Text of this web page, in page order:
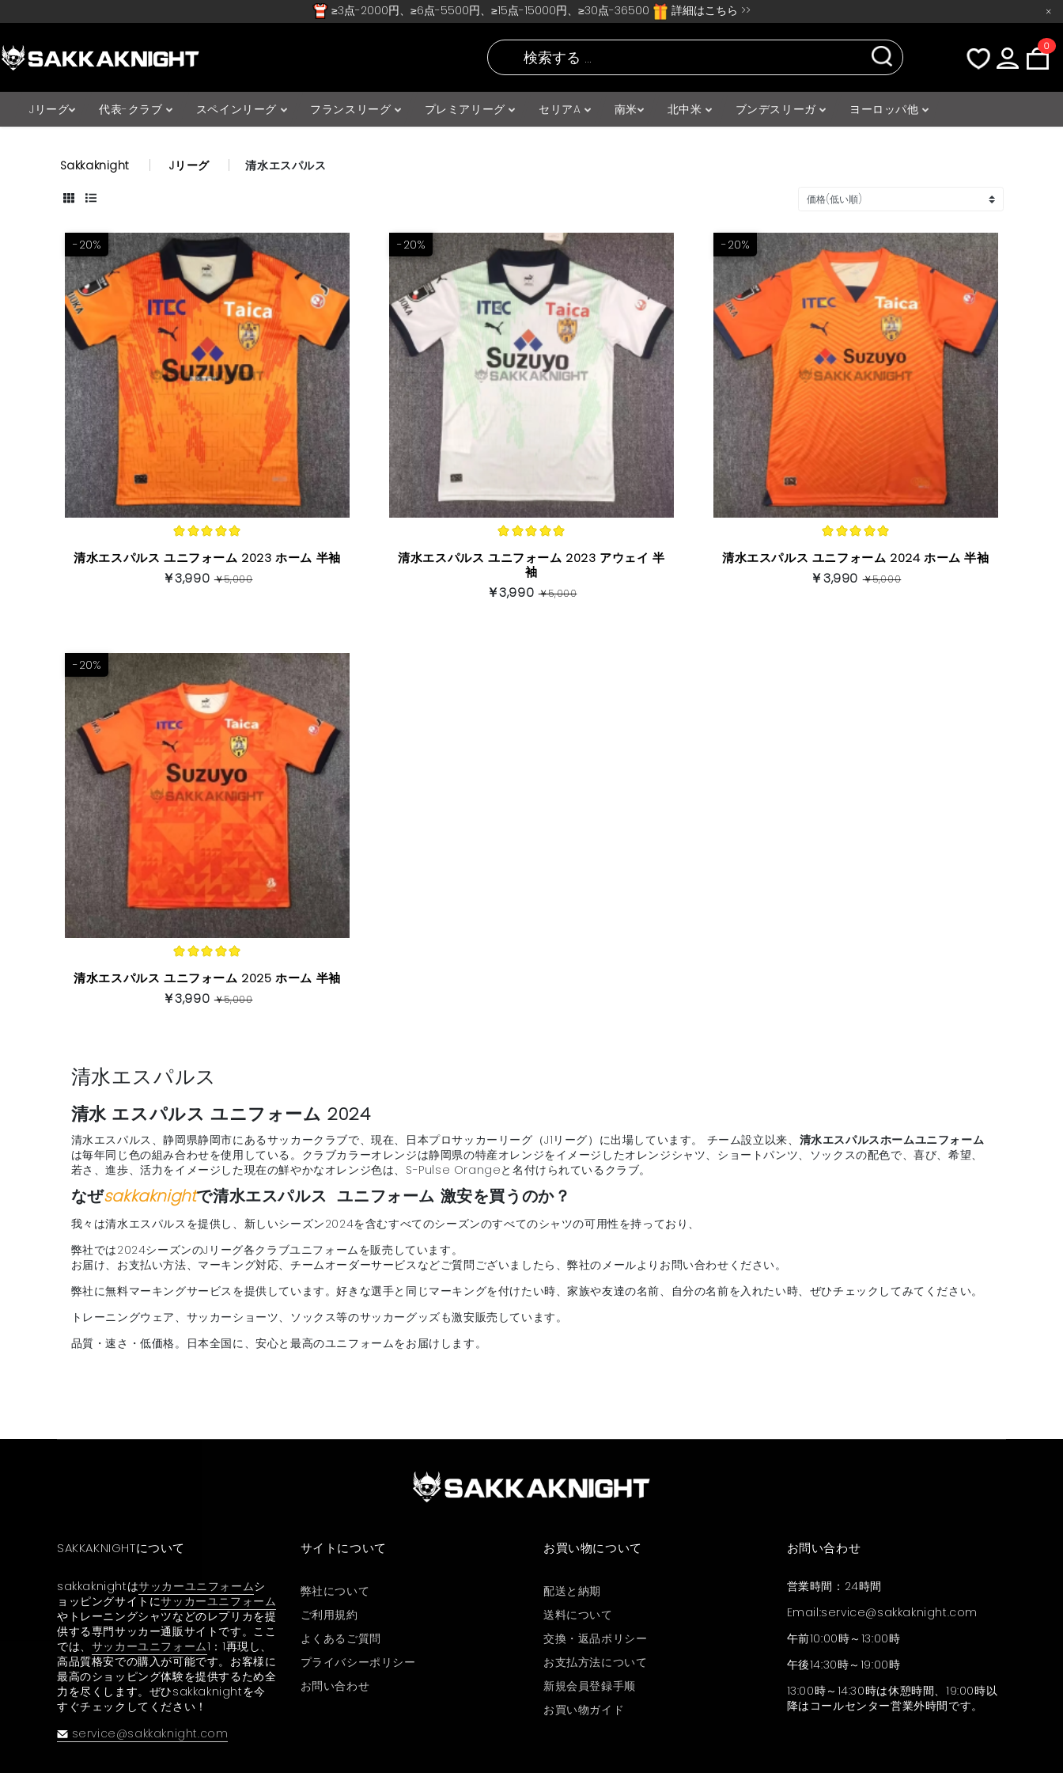
≥3点-2000円、≥6点-5500円、≥15点-15000円、≥30点-36500 詳細はこちら >> ×
0
Jリーグ 代表-クラブ スペインリーグ フランスリーグ プレミアリーグ セリアA 南米 北中米 ブンデスリーガ ヨーロッパ他
Sakkaknight Jリーグ 清水エスパルス
-20%
清水エスパルス ユニフォーム 2023 ホーム 半袖
￥3,990￥5,000
-20%
清水エスパルス ユニフォーム 2023 アウェイ 半
袖
￥3,990￥5,000
-20%
清水エスパルス ユニフォーム 2024 ホーム 半袖
￥3,990￥5,000
-20%
清水エスパルス ユニフォーム 2025 ホーム 半袖
￥3,990￥5,000
清水エスパルス
清水 エスパルス ユニフォーム 2024
清水エスパルス、静岡県静岡市にあるサッカークラブで、現在、日本プロサッカーリーグ（J1リーグ）に出場しています。 チーム設立以来、 清水エスパルスホームユニフォーム
は毎年同じ色の組み合わせを使用している。クラブカラーオレンジは静岡県の特産オレンジをイメージしたオレンジシャツ、ショートパンツ、ソックスの配色で、喜び、希望、
若さ、進歩、活力をイメージした現在の鮮やかなオレンジ色は、S-Pulse Orangeと名付けられているクラブ。
なぜsakkaknightで清水エスパルス ユニフォーム 激安を買うのか？
我々は清水エスパルスを提供し、新しいシーズン2024を含むすべてのシーズンのすべてのシャツの可用性を持っており、
弊社では2024シーズンのJリーグ各クラブユニフォームを販売しています。
お届け、お支払い方法、マーキング対応、チームオーダーサービスなどご質問ございましたら、弊社のメールよりお問い合わせください。
弊社に無料マーキングサービスを提供しています。好きな選手と同じマーキングを付けたい時、家族や友達の名前、自分の名前を入れたい時、ぜひチェックしてみてください。
トレーニングウェア、サッカーショーツ、ソックス等のサッカーグッズも激安販売しています。
品質・速さ・低価格。日本全国に、安心と最高のユニフォームをお届けします。
SAKKAKNIGHTについて
sakkaknightはサッカーユニフォームシ
ョッピングサイトにサッカーユニフォーム
やトレーニングシャツなどのレプリカを提
供する専門サッカー通販サイトです。ここ
では、 サッカーユニフォーム1：1再現し、
高品質格安での購入が可能です。お客様に
最高のショッピング体験を提供するため全
力を尽くします。ぜひsakkaknightを今
すぐチェックしてください！
service@sakkaknight.com
サイトについて
弊社について
ご利用規約
よくあるご質問
プライバシーポリシー
お問い合わせ
お買い物について
配送と納期
送料について
交換・返品ポリシー
お支払方法について
新規会員登録手顺
お買い物ガイド
お問い合わせ
営業時間：24時間
Email:service@sakkaknight.com
午前10:00時～13:00時
午後14:30時～19:00時
13:00時～14:30時は休憩時間、19:00時以
降はコールセンター営業外時間です。